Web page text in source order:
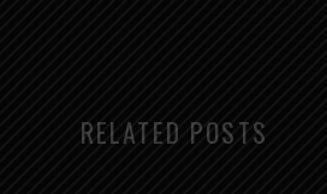
RELATED POSTS